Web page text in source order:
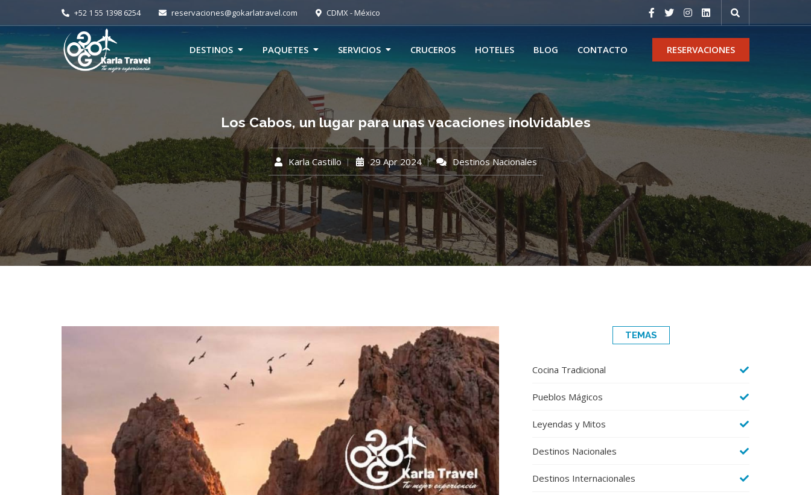
+52 1 55 1398 6254 reservaciones@gokarlatravel.com CDMX - México
DESTINOS PAQUETES SERVICIOS CRUCEROS HOTELES BLOG CONTACTO RESERVACIONES
Los Cabos, un lugar para unas vacaciones inolvidables
Karla Castillo 29 Apr 2024 Destinos Nacionales
TEMAS
Cocina Tradicional
Pueblos Mágicos
Leyendas y Mitos
Destinos Nacionales
Destinos Internacionales